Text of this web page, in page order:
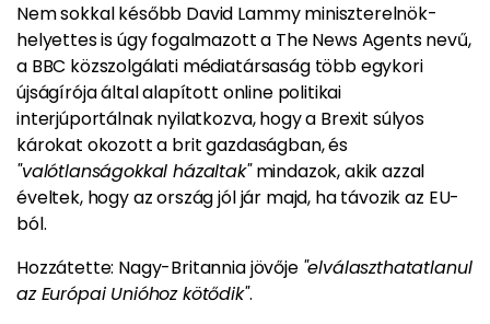
Nem sokkal később David Lammy miniszterelnök-
helyettes is úgy fogalmazott a The News Agents nevű,
a BBC közszolgálati médiatársaság több egykori
újságírója által alapított online politikai
interjúportálnak nyilatkozva, hogy a Brexit súlyos
károkat okozott a brit gazdaságban, és
"valótlanságokkal házaltak"mindazok, akik azzal
éveltek, hogy az ország jól jár majd, ha távozik az EU-
ból.
Hozzátette: Nagy-Britannia jövője "elválaszthatatlanul
az Európai Unióhoz kötődik".